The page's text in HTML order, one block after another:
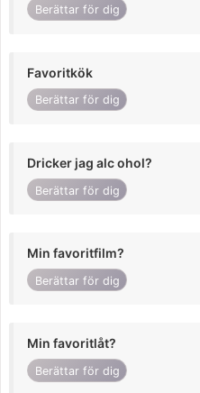
Berättar för dig
Favoritkök
Berättar för dig
Dricker jag alc ohol?
Berättar för dig
Min favoritfilm?
Berättar för dig
Min favoritlåt?
Berättar för dig